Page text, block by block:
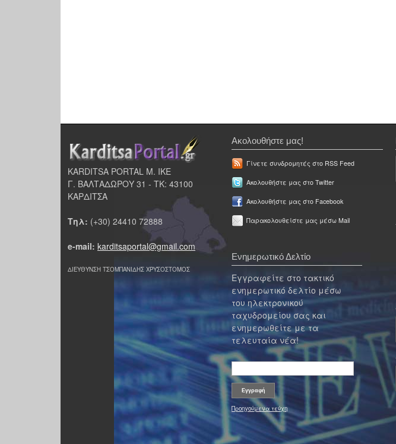
KARDITSA PORTAL Μ. ΙΚΕ
Γ. ΒΑΛΤΑΔΩΡΟΥ 31 - ΤΚ: 43100
ΚΑΡΔΙΤΣΑ
Τηλ: (+30) 24410 72888
e-mail: karditsaportal@gmail.com
ΔΙΕΥΘΥΝΣΗ ΤΣΟΜΠΑΝΙΔΗΣ ΧΡΥΣΟΣΤΟΜΟΣ
Ακολουθήστε μας!
Γίνετε συνδρομητές στο RSS Feed
Ακολουθήστε μας στο Twitter
Ακολουθήστε μας στο Facebook
Παρακολουθείστε μας μέσω Mail
Ενημερωτικό Δελτίο
Εγγραφείτε στο τακτικό
ενημερωτικό δελτίο μέσω
του ηλεκτρονικού
ταχυδρομείου σας και
ενημερωθείτε με τα
τελευταία νέα!
Προηγούμενα τεύχη